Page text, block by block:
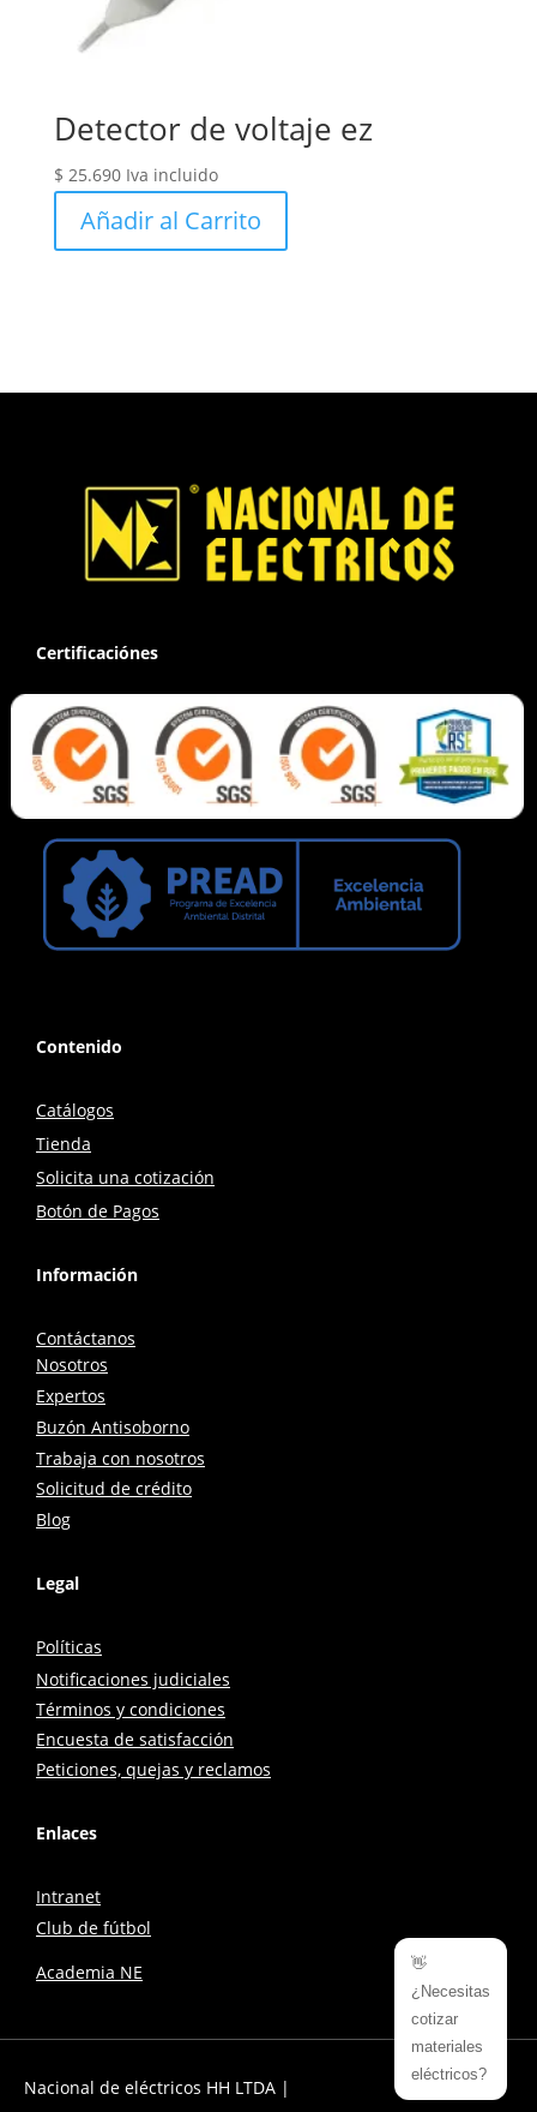
Detector de voltaje ez
$ 25.690 Iva incluido
Añadir al Carrito
Certificaciónes
Contenido
Catálogos
Tienda
Solicita una cotización
Botón de Pagos
Información
Contáctanos
Nosotros
Expertos
Buzón Antisoborno
Trabaja con nosotros
Solicitud de crédito
Blog
Legal
Políticas
Notificaciones judiciales
Términos y condiciones
Encuesta de satisfacción
Peticiones, quejas y reclamos
Enlaces
Intranet
Club de fútbol
Academia NE
👋
¿Necesitas
cotizar
materiales
eléctricos?
Nacional de eléctricos HH LTDA |